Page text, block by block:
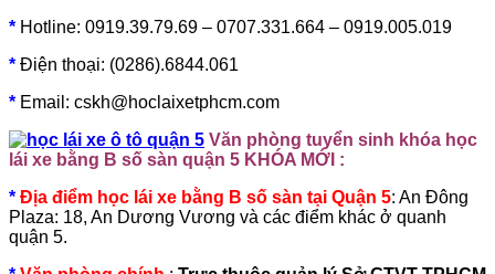
* Hotline: 0919.39.79.69 – 0707.331.664 – 0919.005.019
* Điện thoại: (0286).6844.061
* Email: cskh@hoclaixetphcm.com
Văn phòng tuyển sinh khóa học
lái xe bằng B số sàn quận 5 KHÓA MỚI :
* Địa điểm học lái xe bằng B số sàn tại Quận 5: An Đông
Plaza: 18, An Dương Vương và các điểm khác ở quanh
quận 5.